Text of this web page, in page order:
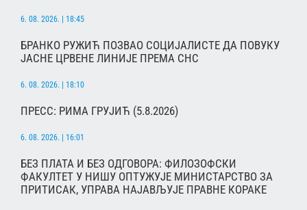
6. 08. 2026. | 18:45
БРАНКО РУЖИЋ ПОЗВАО СОЦИЈАЛИСТЕ ДА ПОВУКУ
ЈАСНЕ ЦРВЕНЕ ЛИНИЈЕ ПРЕМА СНС
6. 08. 2026. | 18:10
ПРЕСС: РИМА ГРУЈИЋ (5.8.2026)
6. 08. 2026. | 16:01
БЕЗ ПЛАТА И БЕЗ ОДГОВОРА: ФИЛОЗОФСКИ
ФАКУЛТЕТ У НИШУ ОПТУЖУЈЕ МИНИСТАРСТВО ЗА
ПРИТИСАК, УПРАВА НАЈАВЉУЈЕ ПРАВНЕ КОРАКЕ